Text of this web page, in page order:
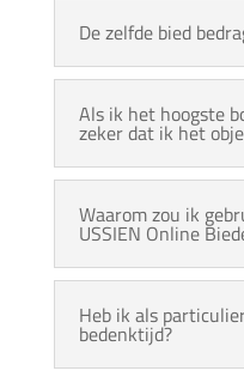
De zelfde bied
Als ik het hoogste
zeker dat ik het
Waarom zou ik
USSIEN Online
Heb ik als
bedenktijd?